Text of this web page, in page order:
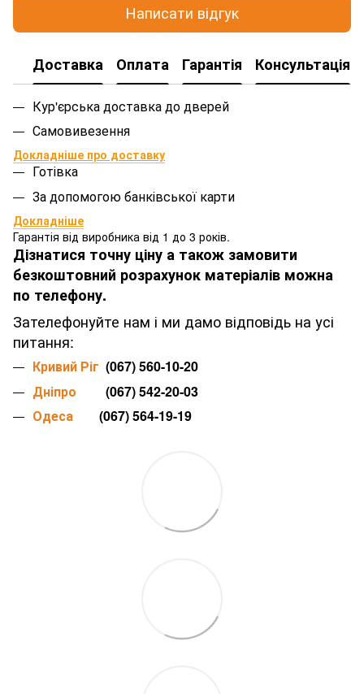
Написати відгук
Доставка Оплата Гарантія Консультація
Кур'єрська доставка до дверей
Самовивезення
Докладніше про доставку
Готівка
За допомогою банківської карти
Докладніше
Гарантія від виробника від 1 до 3 років.
Дізнатися точну ціну а також замовити
безкоштовний розрахунок матеріалів можна
по телефону.
Зателефонуйте нам і ми дамо відповідь на усі
питання:
Кривий Ріг (067) 560-10-20
Дніпро (067) 542-20-03
Одеса (067) 564-19-19